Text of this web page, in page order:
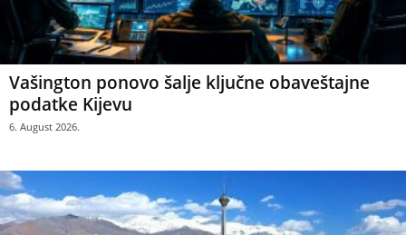
Vašington ponovo šalje ključne obaveštajne
podatke Kijevu
6. August 2026.